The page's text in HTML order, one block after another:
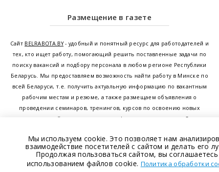
Размещение в газете
Сайт BELRABOTA.BY- удобный и понятный ресурс для работодателей и
тех, кто ищет работу, помогающий решить поставленные задачи по
поиску вакансий и подбору персонала в любом регионе Республики
Беларусь. Мы предоставляем возможность найти работу в Минске по
всей Беларуси, т.е. получить актуальную информацию по вакантным
рабочим местам и резюме, а также размещаем объявления о
проведении семинаров, тренингов, курсов по освоению новых
специальностей и повышению квалификации сотрудников. Свежие
резюме от потенциальных сотрудников,работа в Минске, Витебске,
Гомеле,Гродно,Могилеве, Бресте
и других регионах Беларуси,
квалифицированная и оперативная поддержка - это всеBELRABOTA.by
Мы используем cookie. Это позволяет нам
взаимодействие посетителей с сайтом и делать его
Продолжая пользоваться сайтом, вы
использованием файлов cookie. Политика обработки